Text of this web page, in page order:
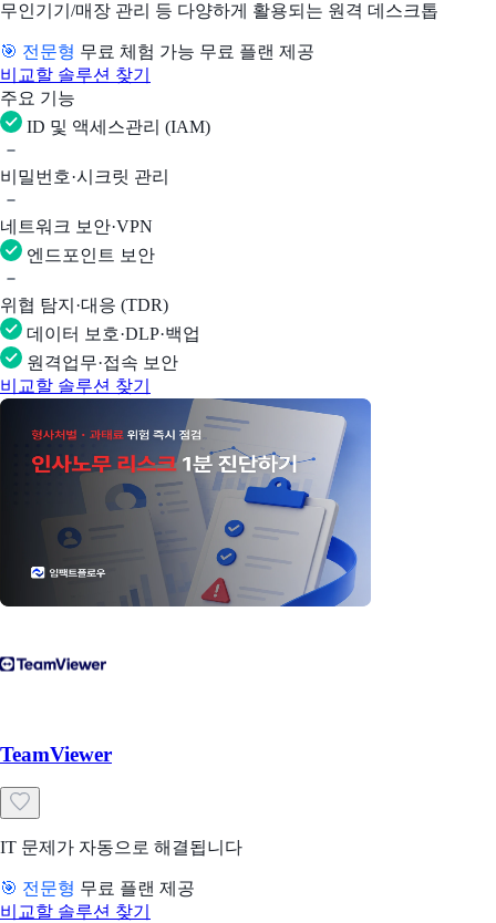
무인기기/매장 관리 등 다양하게 활용되는 원격 데스크톱
🎯 전문형 무료 체험 가능 무료 플랜 제공
비교할 솔루션 찾기
주요 기능
ID 및 액세스관리 (IAM)
비밀번호·시크릿 관리
네트워크 보안·VPN
엔드포인트 보안
위협 탐지·대응 (TDR)
데이터 보호·DLP·백업
원격업무·접속 보안
비교할 솔루션 찾기
TeamViewer
IT 문제가 자동으로 해결됩니다
🎯 전문형 무료 플랜 제공
비교할 솔루션 찾기